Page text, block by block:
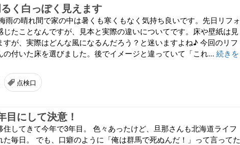
く白っぽく見えます
雨の晴れ間で家の中は暑くも寒くもなく気持ち良いです。先日リフォ
じたことなんですが、見本と実際の違いについてです。床や壁紙は見
すが、実際はどんな風になるんだろう？と迷いますよね♪ 今回のリフ
の付いた床を選びました。後でイメージと違っていて「これ... 続きを
点検口
目にして決意！
住してきて今年で3年目。 色々あったけど、旦那さんも北海道ライフ
た毎日。 でも、口癖のように「俺は群馬で死ぬんだ！」って言ってた